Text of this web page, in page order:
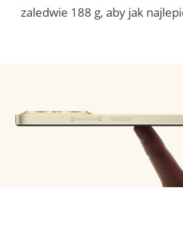
zaledwie 188 g, aby jak